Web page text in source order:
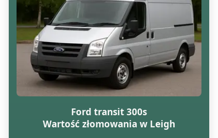
Ford transit 300s
Wartość złomowania w Leigh